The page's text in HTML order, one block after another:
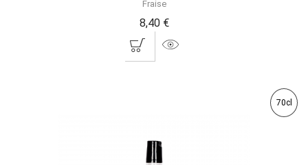
Fraise
8,40 €
70cl